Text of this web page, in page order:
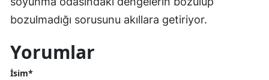
bozulmadığı sorusunu akıllara getiriyor.
Yorumlar
İsim*